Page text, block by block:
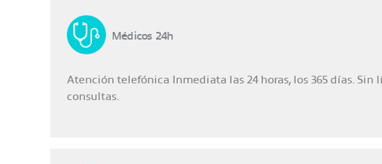
Médicos 24h
Atención telefónica Inmediata las 24 horas, los 365 días. Sin
consultas.